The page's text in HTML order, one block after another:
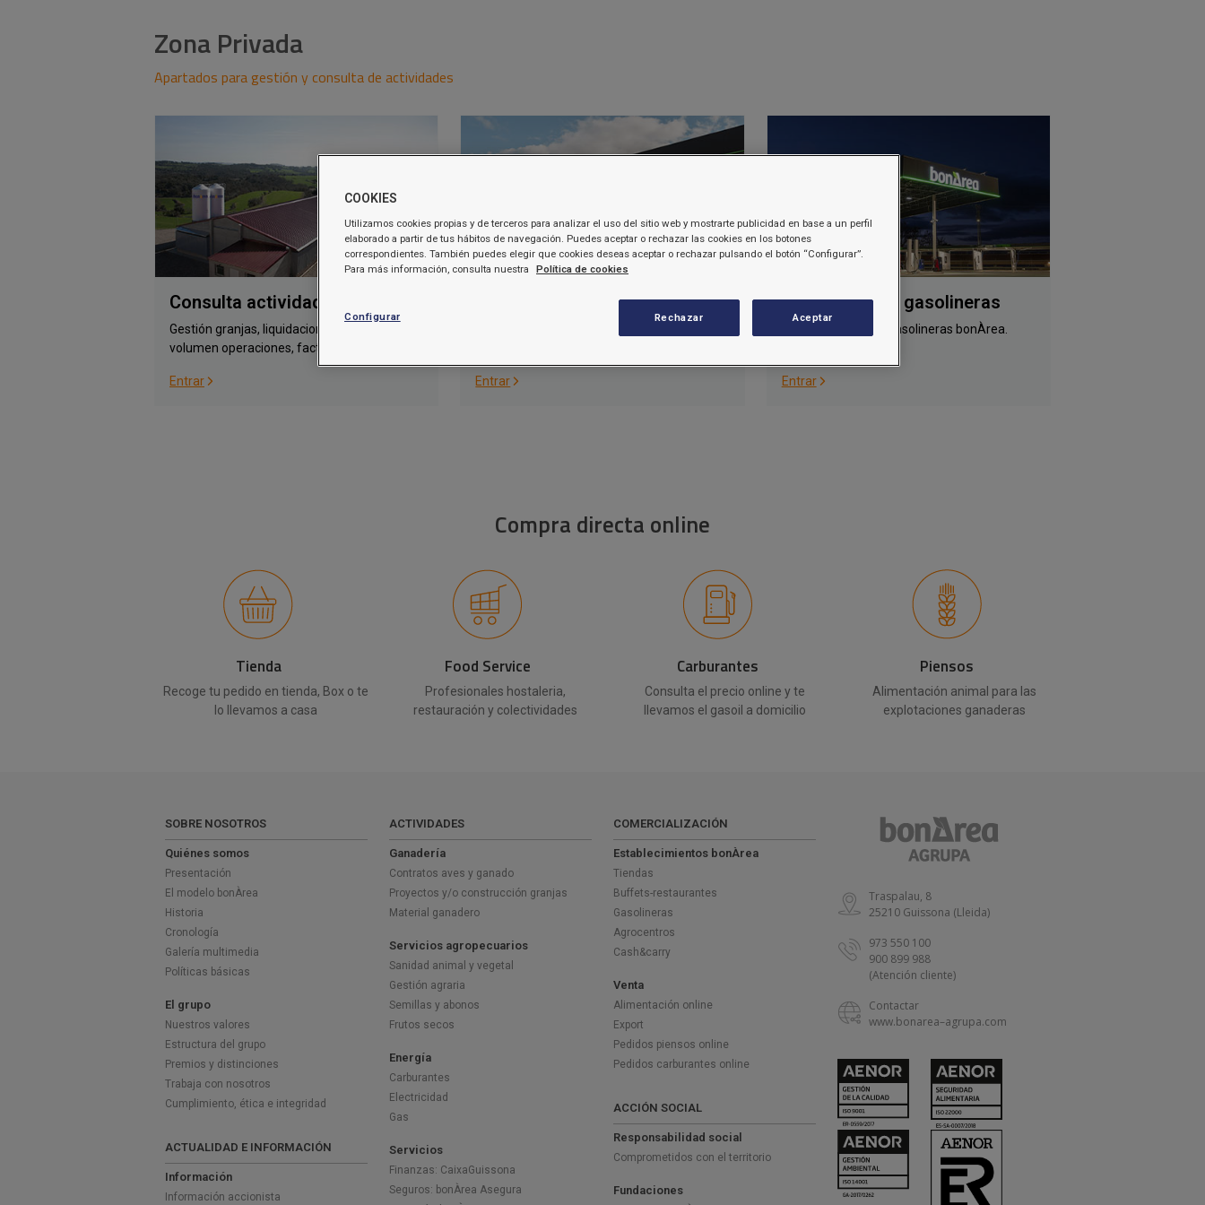
Zona Privada
Apartados para gestión y consulta de actividades
Consulta actividades
Gestión granjas, liquidaciones aves y ganado,
volumen operaciones, facturas, etc.
Entrar
Clientes gasolineras
Entrar
Franquiciados gasolineras
Gestión y consulta gasolineras bonÀrea.
Entrar
Compra directa online
Tienda
Recoge tu pedido en tienda, Box o te
lo llevamos a casa
Food Service
Profesionales hostaleria,
restauración y colectividades
Carburantes
Consulta el precio online y te
llevamos el gasoil a domicilio
Piensos
Alimentación animal para las
explotaciones ganaderas
SOBRE NOSOTROS
Quiénes somos
Presentación
El modelo bonÀrea
Historia
Cronología
Galería multimedia
Políticas básicas
El grupo
Nuestros valores
Estructura del grupo
Premios y distinciones
Trabaja con nosotros
Cumplimiento, ética e integridad
ACTUALIDAD E INFORMACIÓN
Información
Información accionista
ACTIVIDADES
Ganadería
Contratos aves y ganado
Proyectos y/o construcción granjas
Material ganadero
Servicios agropecuarios
Sanidad animal y vegetal
Gestión agraria
Semillas y abonos
Frutos secos
Energía
Carburantes
Electricidad
Gas
Servicios
Finanzas: CaixaGuissona
Seguros: bonÀrea Asegura
COMERCIALIZACIÓN
Establecimientos bonÀrea
Tiendas
Buffets-restaurantes
Gasolineras
Agrocentros
Cash&carry
Venta
Alimentación online
Export
Pedidos piensos online
Pedidos carburantes online
ACCIÓN SOCIAL
Responsabilidad social
Comprometidos con el territorio
Fundaciones
Traspalau, 8
25210 Guissona (Lleida)
973 550 100
900 899 988
(Atención cliente)
Contactar
www.bonarea–agrupa.com
COOKIES
Utilizamos cookies propias y de terceros para analizar el uso del sitio web y mostrarte publicidad en base a un perfil
elaborado a partir de tus hábitos de navegación. Puedes aceptar o rechazar las cookies en los botones
correspondientes. También puedes elegir que cookies deseas aceptar o rechazar pulsando el botón “Configurar”.
Para más información, consulta nuestra
Política de cookies
Configurar Rechazar Aceptar